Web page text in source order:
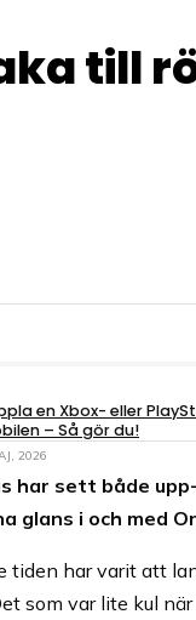
till
en Xbox- eller
– Så gör du!
2026
har sett både
glans i och med
har varit att
som var lite kul